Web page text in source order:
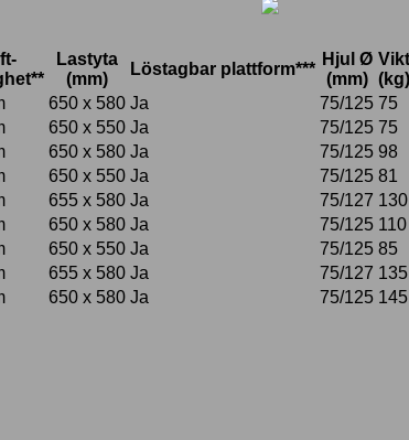
Lastyta
(mm)
Löstagbar plattform***
Hjul Ø
(mm)
Vikt
(kg)
650 x 580 Ja 75/125 75
650 x 550 Ja 75/125 75
650 x 580 Ja 75/125 98
650 x 550 Ja 75/125 81
655 x 580 Ja 75/127 130
650 x 580 Ja 75/125 110
650 x 550 Ja 75/125 85
655 x 580 Ja 75/127 135
650 x 580 Ja 75/125 145